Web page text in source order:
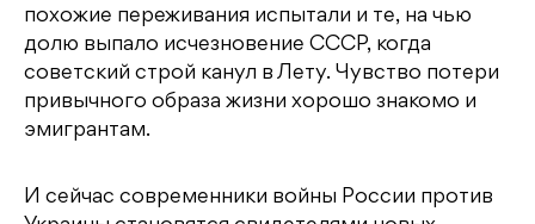
похожие переживания испытали и те, на чью
долю выпало исчезновение СССР, когда
советский строй канул в Лету. Чувство потери
привычного образа жизни хорошо знакомо и
эмигрантам.
И сейчас современники войны России против